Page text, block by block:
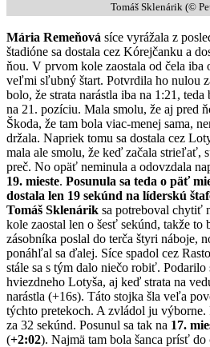
Tomáš Sklenárik (©
Mária Remeňová síce vyrážala z
štadióne sa dostala cez Kórejčanku a
ňou. V prvom kole zaostala od čela iba
veľmi sľubný štart. Potvrdila ho nulou
bolo, že strata narástla iba na 1:21,
na 21. pozíciu. Mala smolu, že aj pred
Škoda, že tam bola viac-menej sama,
držala. Napriek tomu sa dostala cez
mala ale smolu, že keď začala strieľať,
preč. No opäť neminula a odovzdala
19. mieste. Posunula sa teda o päť
dostala len 19 sekúnd na líderskú
Tomáš Sklenárik sa potreboval chytiť
kole zaostal len o šesť sekúnd, takže
zásobníka poslal do terča štyri náboje,
ponáhľal sa ďalej. Síce spadol cez
stále sa s tým dalo niečo robiť.
hviezdneho Lotyša, aj keď strata na
narástla (+16s). Táto stojka šla veľa
týchto pretekoch. A zvládol ju
za 32 sekúnd. Posunul sa tak na 17.
(+2:02). Najmä tam bola šanca prísť do